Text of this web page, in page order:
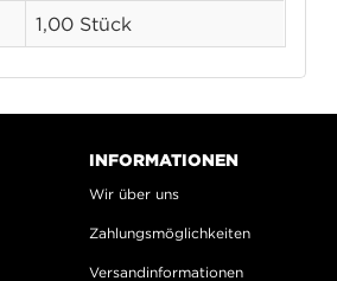
1,00 Stück
INFORMATIONEN
Wir über uns
Zahlungsmöglichkeiten
Versandinformationen